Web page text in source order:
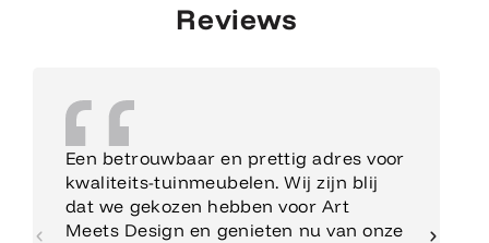
Reviews
Een betrouwbaar en prettig adres voor
kwaliteits-tuinmeubelen. Wij zijn blij
dat we gekozen hebben voor Art
Meets Design en genieten nu van onze